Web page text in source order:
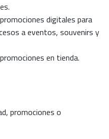
digitales para
a eventos, souvenirs y
en tienda.
promociones o